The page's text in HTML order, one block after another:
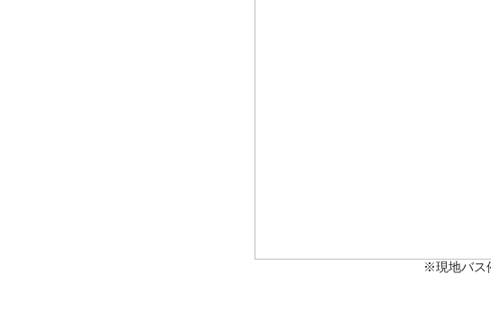
※現地バス